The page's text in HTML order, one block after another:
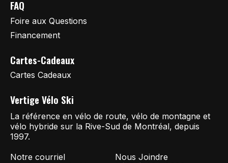
FAQ
Foire aux Questions
Financement
Cartes-Cadeaux
Cartes Cadeaux
Vertige Vélo Ski
La référence en vélo de route, vélo de montagne et
vélo hybride sur la Rive-Sud de Montréal, depuis
1997.
Notre courriel
Nous Joindre